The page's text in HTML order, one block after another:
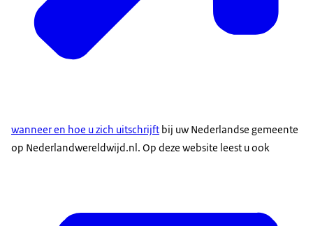
wanneer en hoe u zich uitschrijft bij uw Nederlandse gemeente
op Nederlandwereldwijd.nl. Op deze website leest u ook